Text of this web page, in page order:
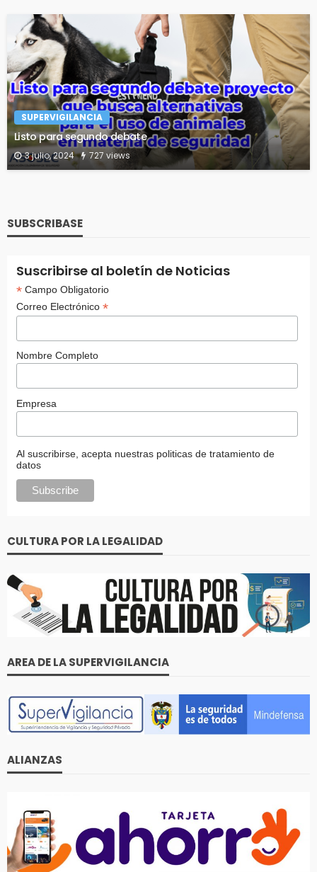
SUPERVIGILANCIA
Listo para segundo debate
3 julio, 2024 727 views
SUBSCRIBASE
Suscribirse al boletín de Noticias
*Campo Obligatorio
Correo Electrónico *
Nombre Completo
Empresa
Al suscribirse, acepta nuestras politicas de tratamiento de
datos
CULTURA POR LA LEGALIDAD
AREA DE LA SUPERVIGILANCIA
ALIANZAS